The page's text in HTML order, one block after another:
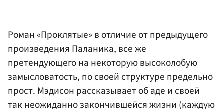
Роман «Проклятые» в отличие от предыдущего
произведения Паланика, все же
претендующего на некоторую высоколобую
замысловатость, по своей структуре предельно
прост. Мэдисон рассказывает об аде и своей
так неожиданно закончившейся жизни (каждую